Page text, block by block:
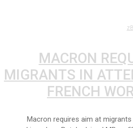
MACRON
MIGRANTS IN
FRENCH
Macron requires aim at